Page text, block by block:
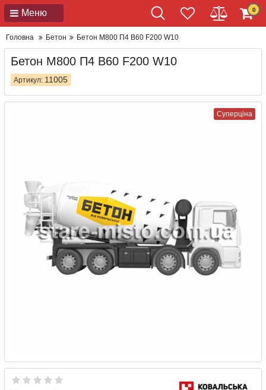
Меню 0
Головна Бетон Бетон М800 П4 В60 F200 W10
Бетон М800 П4 В60 F200 W10
Артикул: 11005
Суперціна